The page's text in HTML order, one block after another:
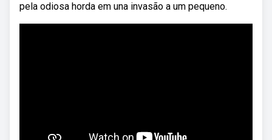
pela odiosa horda em una invasão a um pequeno.